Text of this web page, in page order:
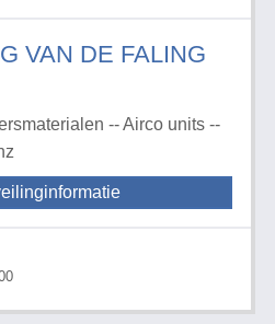
VAN DE FALING
-- Airco units --